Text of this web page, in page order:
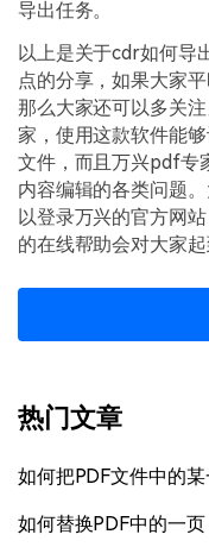
导出任务。
以上是关于cdr如何导
点的分享，如果大家
那么大家还可以多关
家，使用这款软件能
文件，而且万兴pdf专
内容编辑的各类问题
以登录万兴的官方网
的在线帮助会对大家起
热门文章
如何把PDF文件中的
如何替换PDF中的一页